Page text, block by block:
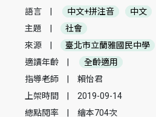
語言
中文+拼注音
中文
主題
社會
來源
臺北市立蘭雅國民中學
適讀年齡
全齡適用
指導老師
賴怡君
上架時間
2019-09-14
總點閱率
繪本704次